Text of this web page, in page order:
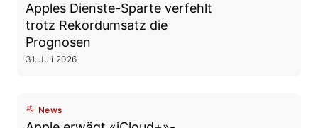
Apples Dienste-Sparte verfehlt
trotz Rekordumsatz die
Prognosen
31. Juli 2026
News